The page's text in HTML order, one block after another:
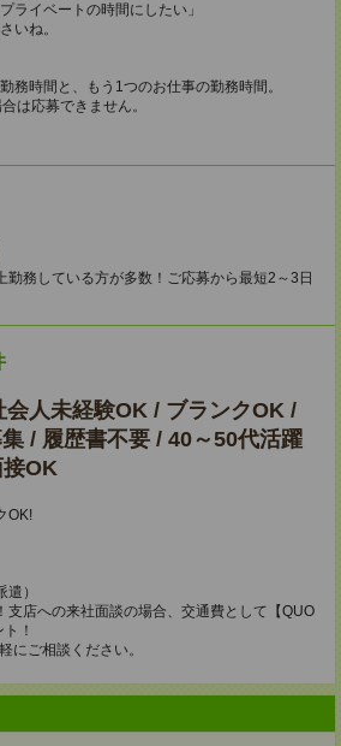
ライベートの時間にしたい」
いね。
務時間と、もう1つのお仕事の勤務時間。
は応募できません。
勤務している方が多数！ご応募から最短2～3日
人未経験OK / ブランクOK /
/ 履歴書不要 / 40～50代活躍
OK
OK!
）
店への来社面談の場合、交通費として【QUO
！
にご相談ください。